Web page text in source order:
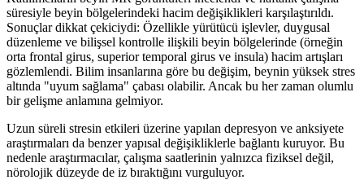
süresiyle beyin bölgelerindeki hacim değişiklikleri karşılaştırıldı.
Sonuçlar dikkat çekiciydi: Özellikle yürütücü işlevler, duygusal
düzenleme ve bilişsel kontrolle ilişkili beyin bölgelerinde (örneğin
orta frontal girus, superior temporal girus ve insula) hacim artışları
gözlemlendi. Bilim insanlarına göre bu değişim, beynin yüksek stres
altında "uyum sağlama" çabası olabilir. Ancak bu her zaman olumlu
bir gelişme anlamına gelmiyor.
Uzun süreli stresin etkileri üzerine yapılan depresyon ve anksiyete
araştırmaları da benzer yapısal değişikliklerle bağlantı kuruyor. Bu
nedenle araştırmacılar, çalışma saatlerinin yalnızca fiziksel değil,
nörolojik düzeyde de iz bıraktığını vurguluyor.